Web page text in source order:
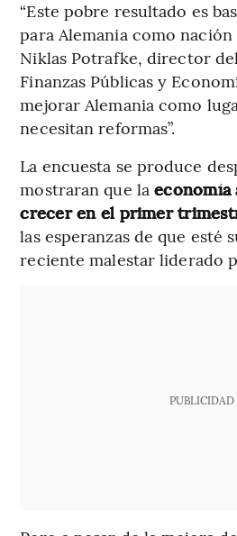
“Este pobre resultado es
para Alemania como
Niklas Potrafke, director
Finanzas Públicas y
mejorar Alemania como
necesitan reformas”.
La encuesta se produce
mostraran que la economía
crecer en el primer
las esperanzas de que esté
reciente malestar liderado
PUBLICIDAD